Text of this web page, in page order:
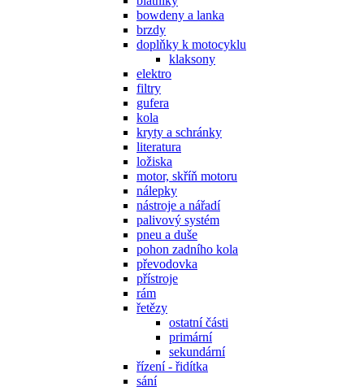
bowdeny a lanka
brzdy
doplňky k motocyklu
klaksony
elektro
filtry
gufera
kola
kryty a schránky
literatura
ložiska
motor, skříň motoru
nálepky
nástroje a nářadí
palivový systém
pneu a duše
pohon zadního kola
převodovka
přístroje
rám
řetězy
ostatní části
primární
sekundární
řízení - řidítka
sání